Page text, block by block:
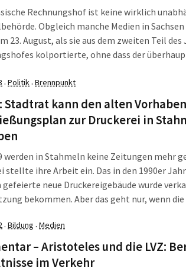
Rechnungshof ist keine wirklich
Obgleich manche Medien in
23. August, als sie aus dem zweiten Teil
kolportierte, ohne dass der
Aber in Sachsen ist […]
· Politik· Brennpunkt
Stadtrat kann den alten
zur Druckerei in
werden in Stahmeln keine Zeitungen mehr
stellte ihre Arbeit ein. Das in den 1990er
neue Druckereigebäude wurde
bekommen. Aber das geht nur, wenn
Springer“ aufgehoben wird. Vor einem […]
· Bildung · Medien
– Aristoteles und die LVZ:
im Verkehr